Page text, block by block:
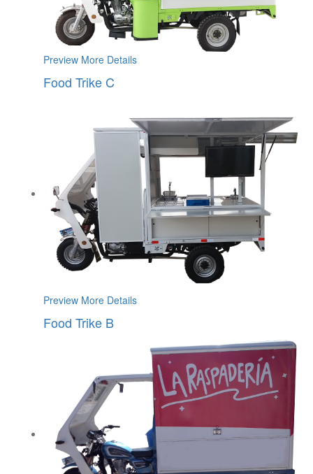
Preview More Details
Food Trike C
Preview More Details
Food Trike B